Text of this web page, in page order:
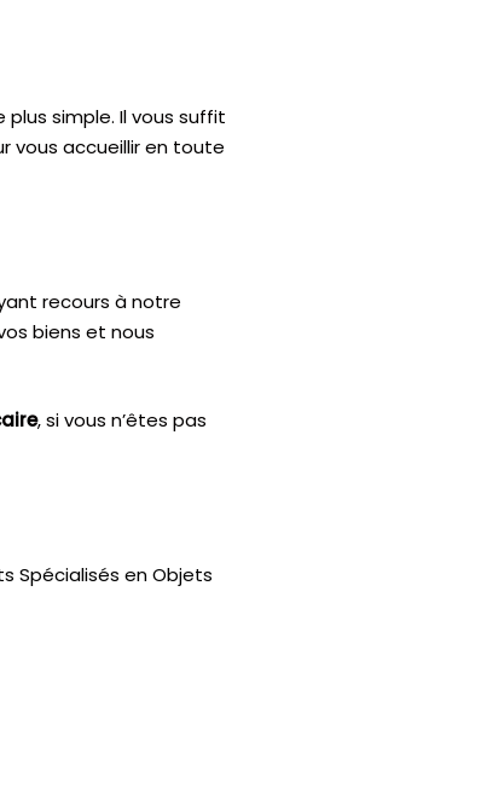
plus simple. Il vous suffit
vous accueillir en toute
recours à notre
biens et nous
, si vous n’êtes pas
Spécialisés en Objets